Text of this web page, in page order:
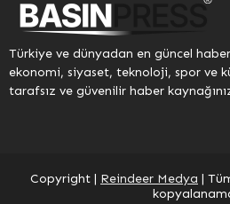
Nisan günü sabah
saatlerinde gerçekleşen
ile bir kamyonun
çarpışması sonucu 20 kişi
yaralandı. Malatya
meydana gelen kazada,
Türkiye ve dünyadan en güncel
ekonomi, siyaset, teknoloji, spor ve
tarafsız ve güvenilir haber
Copyright | Reindeer Medya |